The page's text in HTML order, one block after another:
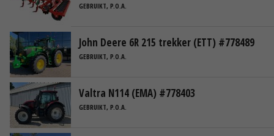
GEBRUIKT, P.O.A.
John Deere 6R 215 trekker (ETT) #778489
GEBRUIKT, P.O.A.
Valtra N114 (EMA) #778403
GEBRUIKT, P.O.A.